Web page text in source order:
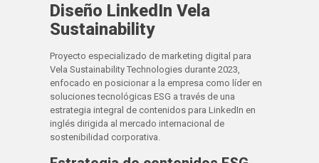
Diseño LinkedIn Vela
Sustainability
Proyecto especializado de marketing digital para
Vela Sustainability Technologies durante 2023,
enfocado en posicionar a la empresa como líder en
soluciones tecnológicas ESG a través de una
estrategia integral de contenidos para LinkedIn en
inglés dirigida al mercado internacional de
sostenibilidad corporativa.